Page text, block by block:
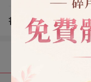
為我是鬼，一只專門守
書評 （1）